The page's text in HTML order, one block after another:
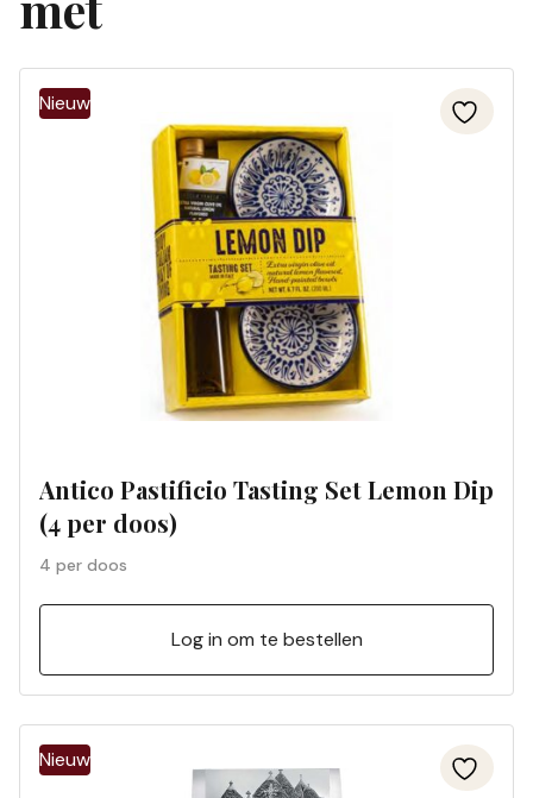
Antico Pastificio Tasting Set Lemon Dip
(4 per doos)
4 per doos
Log in om te bestellen